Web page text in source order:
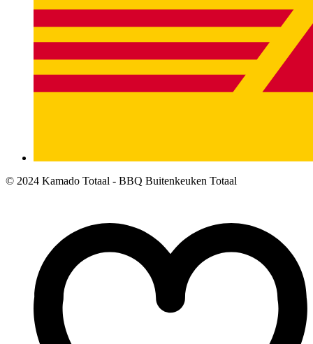
© 2024 Kamado Totaal - BBQ Buitenkeuken Totaal